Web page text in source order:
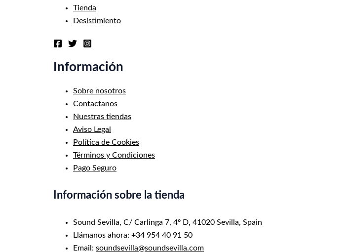
Tienda
Desistimiento
Información
Sobre nosotros
Contactanos
Nuestras tiendas
Aviso Legal
Política de Cookies
Términos y Condiciones
Pago Seguro
Información sobre la tienda
Sound Sevilla, C/ Carlinga 7, 4º D, 41020 Sevilla, Spain
Llámanos ahora: +34 954 40 91 50
Email: soundsevilla@soundsevilla.com